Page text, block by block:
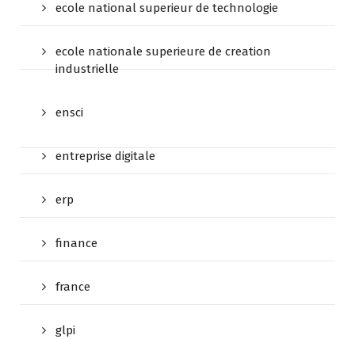
ecole national superieur de technologie
ecole nationale superieure de creation
industrielle
ensci
entreprise digitale
erp
finance
france
glpi